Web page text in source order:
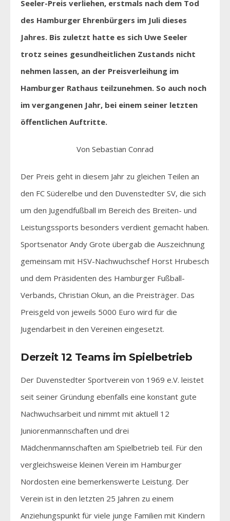
Seeler-Preis verliehen, erstmals nach dem Tod
des Hamburger Ehrenbürgers im Juli dieses
Jahres. Bis zuletzt hatte es sich Uwe Seeler
trotz seines gesundheitlichen Zustands nicht
nehmen lassen, an der Preisverleihung im
Hamburger Rathaus teilzunehmen. So auch noch
im vergangenen Jahr, bei einem seiner letzten
öffentlichen Auftritte.
Von Sebastian Conrad
Der Preis geht in diesem Jahr zu gleichen Teilen an
den FC Süderelbe und den Duvenstedter SV, die sich
um den Jugendfußball im Bereich des Breiten- und
Leistungssports besonders verdient gemacht haben.
Sportsenator Andy Grote übergab die Auszeichnung
gemeinsam mit HSV-Nachwuchschef Horst Hrubesch
und dem Präsidenten des Hamburger Fußball-
Verbands, Christian Okun, an die Preisträger. Das
Preisgeld von jeweils 5000 Euro wird für die
Jugendarbeit in den Vereinen eingesetzt.
Derzeit 12 Teams im Spielbetrieb
Der Duvenstedter Sportverein von 1969 e.V. leistet
seit seiner Gründung ebenfalls eine konstant gute
Nachwuchsarbeit und nimmt mit aktuell 12
Juniorenmannschaften und drei
Mädchenmannschaften am Spielbetrieb teil. Für den
vergleichsweise kleinen Verein im Hamburger
Nordosten eine bemerkenswerte Leistung. Der
Verein ist in den letzten 25 Jahren zu einem
Anziehungspunkt für viele junge Familien mit Kindern